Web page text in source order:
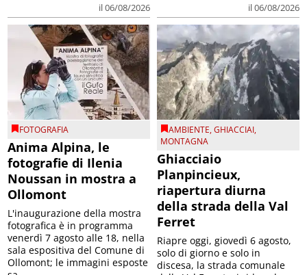
il 06/08/2026 il 06/08/2026
FOTOGRAFIA
Anima Alpina, le
fotografie di Ilenia
Noussan in mostra a
Ollomont
L'inaugurazione della mostra
fotografica è in programma
venerdì 7 agosto alle 18, nella
sala espositiva del Comune di
Ollomont; le immagini esposte
AMBIENTE,GHIACCIAI,
MONTAGNA
Ghiacciaio
Planpincieux,
riapertura diurna
della strada della Val
Ferret
Riapre oggi, giovedì 6 agosto,
solo di giorno e solo in
discesa, la strada comunale